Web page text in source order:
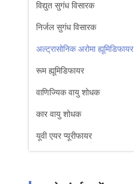
विद्युत सुगंध विसारक
निर्जल सुगंध विसारक
अल्ट्रासोनिक अरोमा ह्यूमिडिफायर
रूम ह्यूमिडिफायर
वाणिज्यिक वायु शोधक
कार वायु शोधक
यूवी एयर प्यूरीफायर